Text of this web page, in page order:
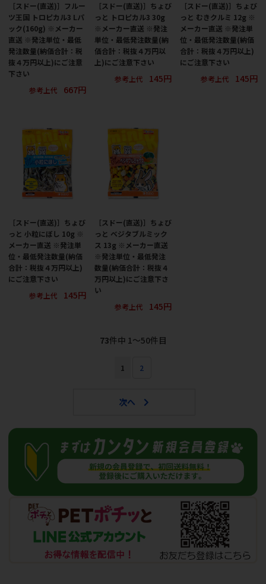
［スドー(直送)］フルー
ツ王国 トロピカル3 Lパ
ック(160g) ※メーカー
直送 ※発注単位・最低
発注数量(納価合計：税
抜４万円以上)にご注意
下さい
参考上代
667円
［スドー(直送)］ちょび
っと トロピカル3 30g
※メーカー直送 ※発注
単位・最低発注数量(納
価合計：税抜４万円以
上)にご注意下さい
参考上代
145円
［スドー(直送)］ちょび
っと むきクルミ 12g ※
メーカー直送 ※発注単
位・最低発注数量(納価
合計：税抜４万円以上)
にご注意下さい
参考上代
145円
［スドー(直送)］ちょび
っと 小粒にぼし 10g ※
メーカー直送 ※発注単
位・最低発注数量(納価
合計：税抜４万円以上)
にご注意下さい
参考上代
145円
［スドー(直送)］ちょび
っと ベジタブルミック
ス 13g ※メーカー直送
※発注単位・最低発注
数量(納価合計：税抜４
万円以上)にご注意下さ
い
参考上代
145円
73件中 1〜50件目
1 2